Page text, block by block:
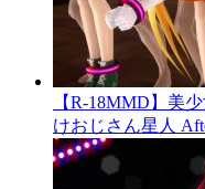
【R-18MMD】美
けおじさん星人